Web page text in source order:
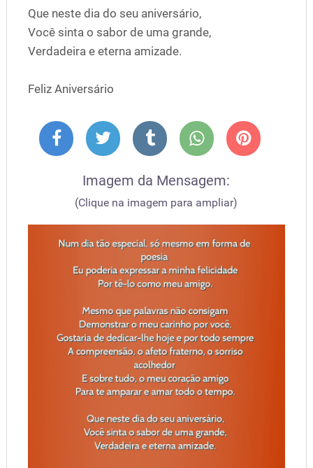
Que neste dia do seu aniversário,
Você sinta o sabor de uma grande,
Verdadeira e eterna amizade.
Feliz Aniversário
Imagem da Mensagem:
(Clique na imagem para ampliar)